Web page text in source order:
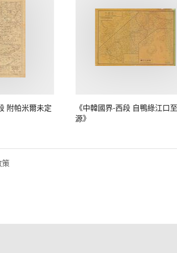
附帕米爾未定
《中韓國界-西段 自鴨綠江口
源》
策